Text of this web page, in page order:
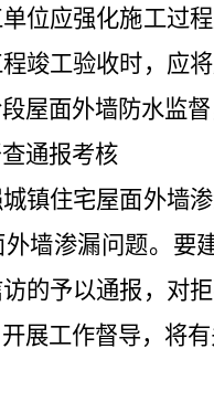
位应强化施工过
竣工验收时，应
屋面外墙防水监
通报考核
镇住宅屋面外墙
外墙渗漏问题。要
的予以通报，对
展工作督导，将有